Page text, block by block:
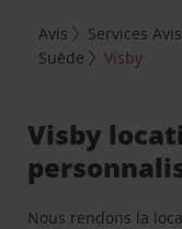
Avis Services Avis
Suède
Visby
Visby
Nous rendons la